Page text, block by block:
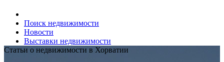
Поиск недвижимости
Новости
Выставки недвижимости
Статьи о недвижимости в Хорватии